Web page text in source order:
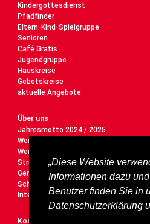
„Diese Website
Informationen dazu
Benutzer finden Sie in
Datenschutzerklärung
Kindergottesdienst
Pfadfinder
Eltern-Kind-Spielgruppe
Senioren
Café Gratis
Jugendgruppe
Hauskreise
Gebetskreise
aktuelle Angebote
Über uns
Jahresmotto 2024 / 2025
Werte
Wer wir sind
Struktur
Gemeindeleitung
Schutzauftrag
Interner Bereich
Kontakt